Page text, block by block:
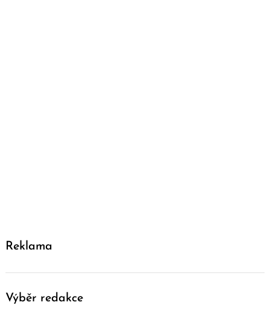
Reklama
Výběr redakce